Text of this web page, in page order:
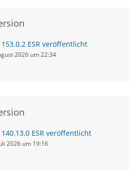
ESR veröffentlicht
2026 um 22:34
ESR veröffentlicht
2026 um 19:16